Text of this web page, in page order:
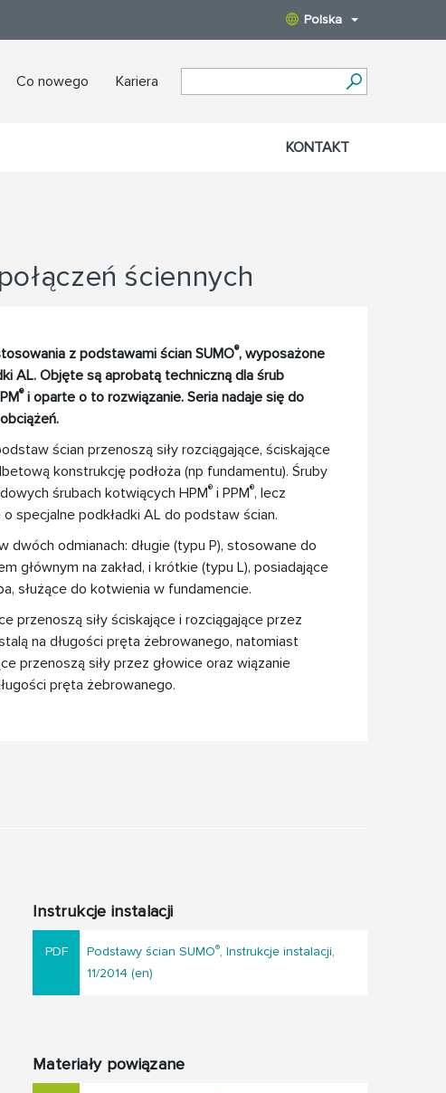
Polska
Co nowego Kariera
KONTAKT
ściennych
z podstawami ścian SUMO®, wyposażone
AL. Objęte są aprobatą techniczną dla śrub
®i oparte o to rozwiązanie. Seria nadaje się do
ścian przenoszą siły rozciągające, ściskające
konstrukcję podłoża (np fundamentu). Śruby
śrubach kotwiących HPM® i PPM®, lecz
o specjalne podkładki AL do podstaw ścian.
dwóch odmianach: długie (typu P), stosowane do
głównym na zakład, i krótkie (typu L), posiadające
służące do kotwienia w fundamencie.
przenoszą siły ściskające i rozciągające przez
na długości pręta żebrowanego, natomiast
przenoszą siły przez głowice oraz wiązanie
pręta żebrowanego.
Instrukcje instalacji
Podstawy ścian SUMO®, Instrukcje instalacji,
11/2014 (en)
Materiały powiązane